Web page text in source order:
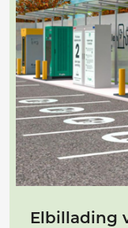
Elbillading